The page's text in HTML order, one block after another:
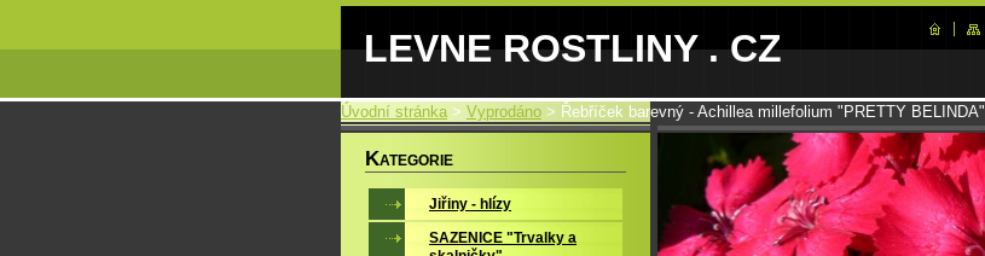
LEVNE ROSTLINY . CZ
Úvodní stránka > Vyprodáno > Řebříček barevný - Achillea millefolium "PRETTY
KATEGORIE
Jiřiny - hlízy
SAZENICE "Trvalky a